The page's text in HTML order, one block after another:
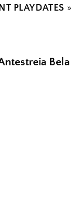
PLAYDATES »
Bela